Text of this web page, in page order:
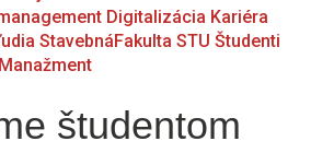
Digitalizácia Kariéra
StavebnáFakulta STU Študenti
študentom